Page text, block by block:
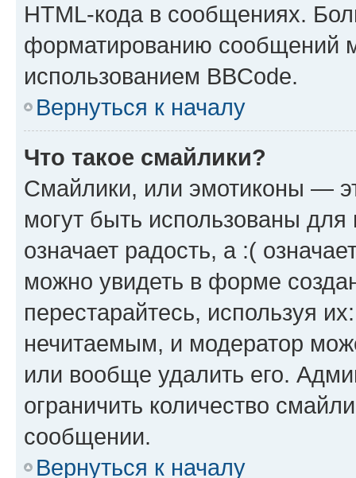
HTML-кода в сообщениях.
форматированию сообщений
использованием BBCode.
Вернуться к началу
Что такое смайлики?
Смайлики, или эмотиконы —
могут быть использованы
означает радость, а :(
можно увидеть в форме
перестарайтесь, используя
нечитаемым, и модератор
или вообще удалить его.
ограничить количество
сообщении.
Вернуться к началу